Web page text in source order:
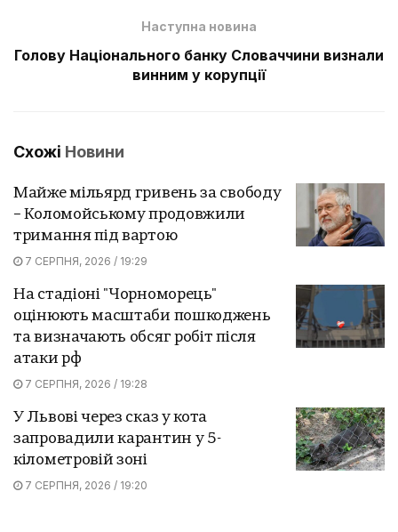
Наступна новина
Голову Національного банку Словаччини визнали
винним у корупції
Схожі Новини
Майже мільярд гривень за свободу
– Коломойському продовжили
тримання під вартою
7 СЕРПНЯ, 2026 / 19:29
На стадіоні "Чорноморець"
оцінюють масштаби пошкоджень
та визначають обсяг робіт після
атаки рф
7 СЕРПНЯ, 2026 / 19:28
У Львові через сказ у кота
запровадили карантин у 5-
кілометровій зоні
7 СЕРПНЯ, 2026 / 19:20